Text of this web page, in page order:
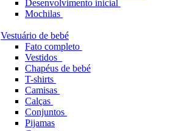
Desenvolvimento inicial
Mochilas
Vestuário de bebé
Fato completo
Vestidos
Chapéus de bebé
T-shirts
Camisas
Calças
Conjuntos
Pijamas